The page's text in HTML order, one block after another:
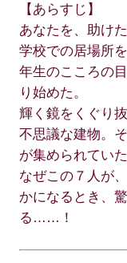
【あらすじ】
あなたを、助けた
学校での居場所
年生のこころの
り始めた。
輝く鏡をくぐり
不思議な建物。
が集められてい
なぜこの７人が
かになるとき、
る……！